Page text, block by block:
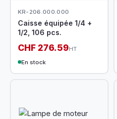
KR-206.000.000
Caisse équipée 1/4 +
1/2, 106 pcs.
CHF 276.59HT
En stock